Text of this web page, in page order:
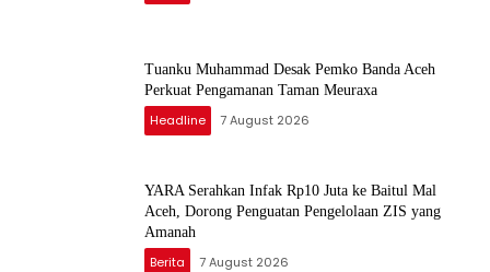
Tuanku Muhammad Desak Pemko Banda Aceh
Perkuat Pengamanan Taman Meuraxa
Headline 7 August 2026
YARA Serahkan Infak Rp10 Juta ke Baitul Mal
Aceh, Dorong Penguatan Pengelolaan ZIS yang
Amanah
Berita 7 August 2026